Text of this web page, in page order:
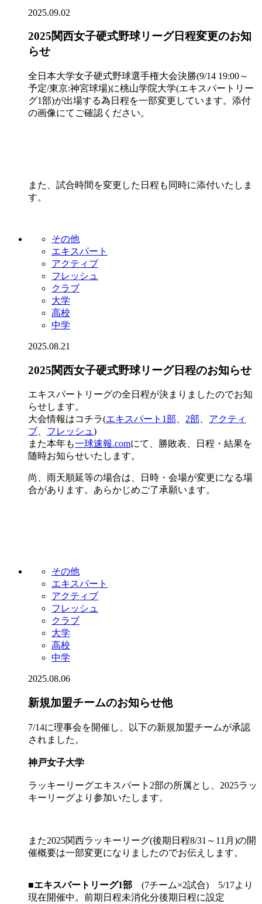
2025.09.02
2025関西女子硬式野球リーグ日程変更のお知
らせ
全日本大学女子硬式野球選手権大会決勝(9/14 19:00～
予定/東京:神宮球場)に桃山学院大学(エキスパートリー
グ1部)が出場する為日程を一部変更しています。添付
の画像にてご確認ください。
また、試合時間を変更した日程も同時に添付いたしま
す。
その他
エキスパート
アクティブ
フレッシュ
クラブ
大学
高校
中学
2025.08.21
2025関西女子硬式野球リーグ日程のお知らせ
エキスパートリーグの全日程が決まりましたのでお知
らせします。
大会情報はコチラ(エキスパート1部、 2部、 アクティ
ブ、 フレッシュ)
また本年も一球速報.comにて、勝敗表、日程・結果を
随時お知らせいたします。
尚、雨天順延等の場合は、日時・会場が変更になる場
合があります。あらかじめご了承願います。
その他
エキスパート
アクティブ
フレッシュ
クラブ
大学
高校
中学
2025.08.06
新規加盟チームのお知らせ他
7/14に理事会を開催し、以下の新規加盟チームが承認
されました。
神戸女子大学
ラッキーリーグエキスパート2部の所属とし、2025ラッ
キーリーグより参加いたします。
また2025関西ラッキーリーグ(後期日程8/31～11月)の開
催概要は一部変更になりましたのでお伝えします。
■エキスパートリーグ1部 (7チーム×2試合) 5/17より
現在開催中。前期日程未消化分後期日程に設定